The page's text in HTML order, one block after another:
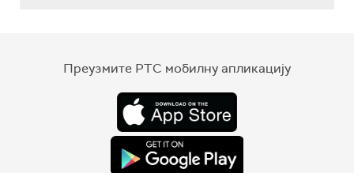
Преузмите РТС мобилну апликацију